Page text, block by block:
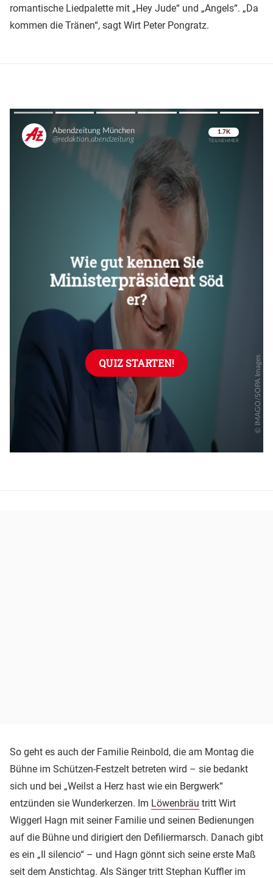
romantische Liedpalette mit „Hey Jude“ und „Angels“. „Da
kommen die Tränen“, sagt Wirt Peter Pongratz.
Überspringen
Überspringen
So geht es auch der Familie Reinbold, die am Montag die
Bühne im Schützen-Festzelt betreten wird – sie bedankt
sich und bei „Weilst a Herz hast wie ein Bergwerk“
entzünden sie Wunderkerzen. Im Löwenbräu tritt Wirt
Wiggerl Hagn mit seiner Familie und seinen Bedienungen
auf die Bühne und dirigiert den Defiliermarsch. Danach gibt
es ein „Il silencio“ – und Hagn gönnt sich seine erste Maß
seit dem Anstichtag. Als Sänger tritt Stephan Kuffler im